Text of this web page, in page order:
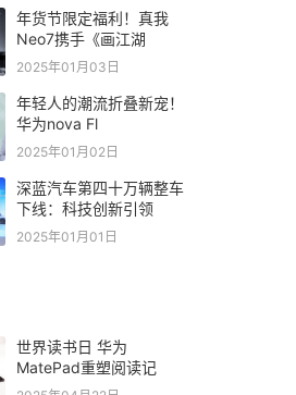
年货节限定福利！真我
Neo7携手《画江湖
2025年01月03日
年轻人的潮流折叠新宠！
华为nova Fl
2025年01月02日
深蓝汽车第四十万辆整车
下线：科技创新引领
2025年01月01日
世界读书日 华为
MatePad重塑阅读记